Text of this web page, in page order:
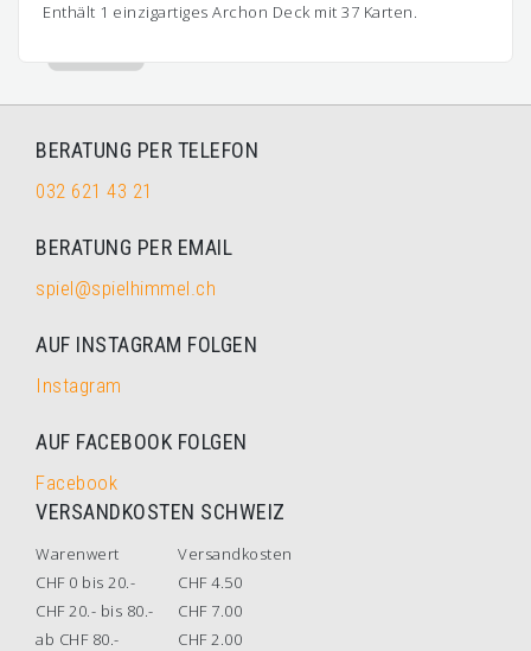
Enthält 1 einzigartiges Archon Deck mit 37 Karten.
BERATUNG PER TELEFON
032 621 43 21
BERATUNG PER EMAIL
spiel@spielhimmel.ch
AUF INSTAGRAM FOLGEN
Instagram
AUF FACEBOOK FOLGEN
Facebook
VERSANDKOSTEN SCHWEIZ
Warenwert
Versandkosten
CHF 0 bis 20.-
CHF 4.50
CHF 20.- bis 80.-
CHF 7.00
ab CHF 80.-
CHF 2.00